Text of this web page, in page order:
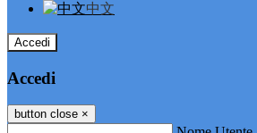
中文
Accedi
Accedi
button close ×